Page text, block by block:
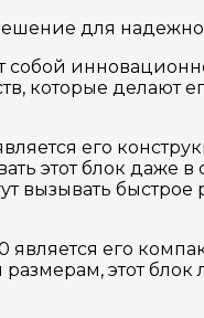
для
которые делают
его
этот блок даже
вызывать
его
этот блок